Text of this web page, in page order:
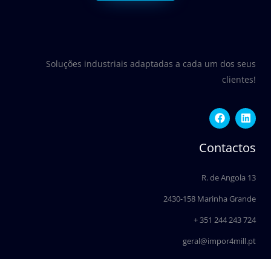
Soluções industriais adaptadas a cada um dos seus
clientes!
F
a
c
e
b
o
k
L
i
n
k
e
i
n
Contactos
R. de Angola 13
2430-158 Marinha Grande
+ 351 244 243 724
geral@impor4mill.pt